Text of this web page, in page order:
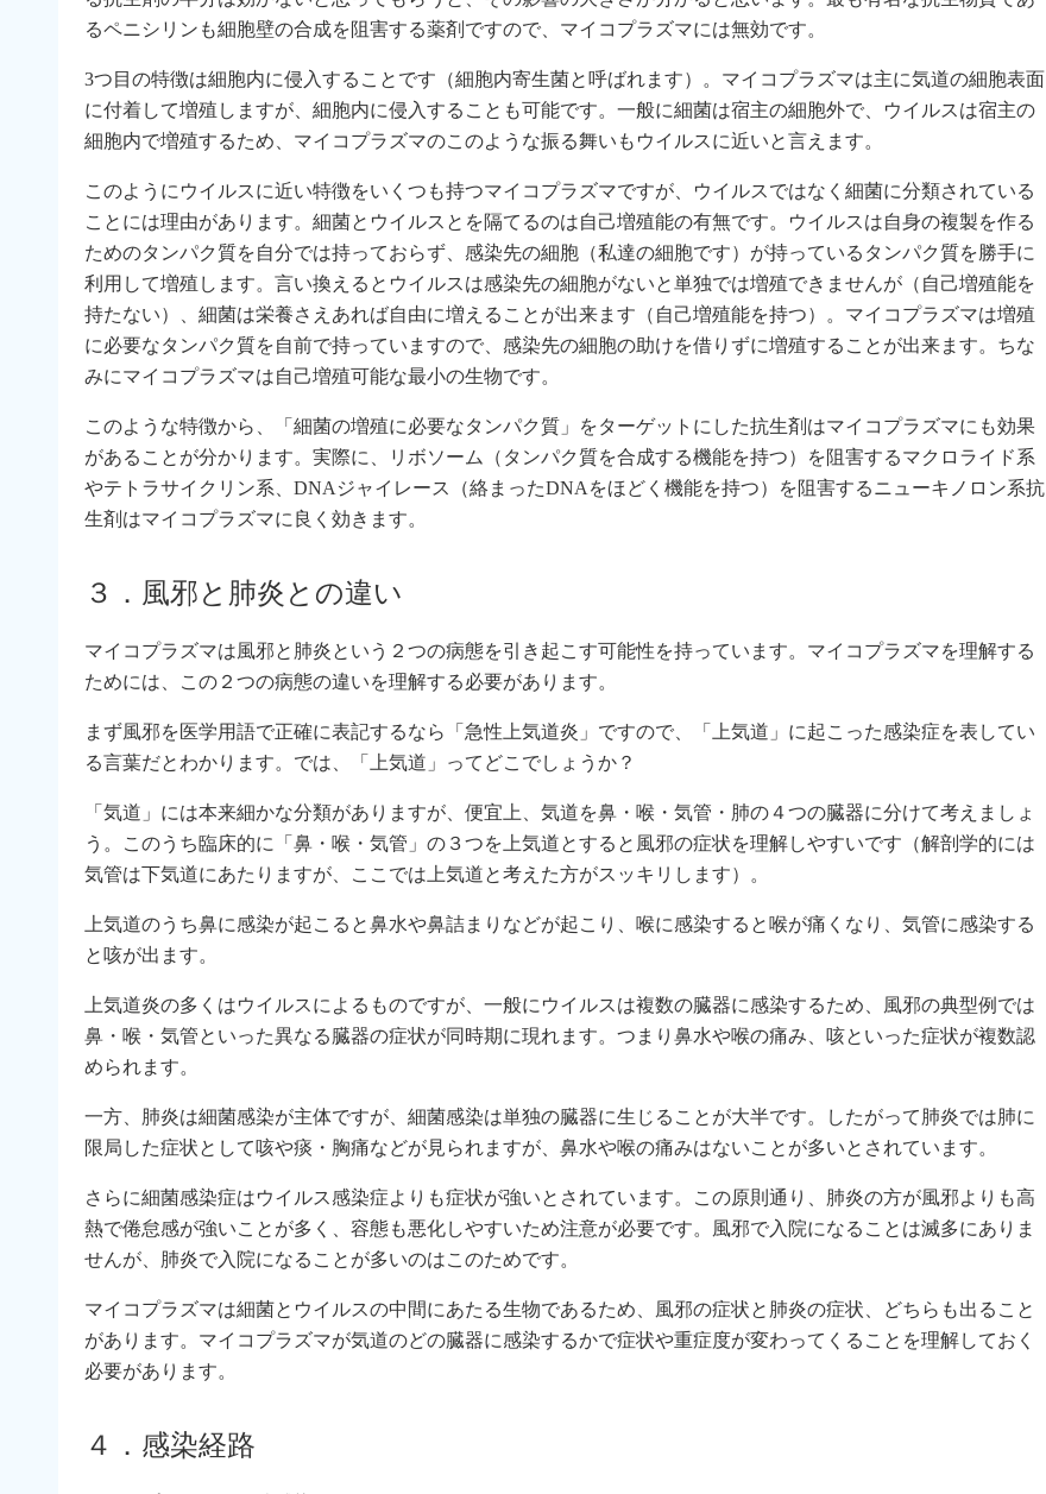
るペニシリンも細胞壁の合成を阻害する薬剤ですので、マイコプラズマには無効です。
3つ目の特徴は細胞内に侵入することです（細胞内寄生菌と呼ばれます）。マイコプラズマは主に気道の細胞表面
に付着して増殖しますが、細胞内に侵入することも可能です。一般に細菌は宿主の細胞外で、ウイルスは宿主の
細胞内で増殖するため、マイコプラズマのこのような振る舞いもウイルスに近いと言えます。
このようにウイルスに近い特徴をいくつも持つマイコプラズマですが、ウイルスではなく細菌に分類されている
ことには理由があります。細菌とウイルスとを隔てるのは自己増殖能の有無です。ウイルスは自身の複製を作る
ためのタンパク質を自分では持っておらず、感染先の細胞（私達の細胞です）が持っているタンパク質を勝手に
利用して増殖します。言い換えるとウイルスは感染先の細胞がないと単独では増殖できませんが（自己増殖能を
持たない）、細菌は栄養さえあれば自由に増えることが出来ます（自己増殖能を持つ）。マイコプラズマは増殖
に必要なタンパク質を自前で持っていますので、感染先の細胞の助けを借りずに増殖することが出来ます。ちな
みにマイコプラズマは自己増殖可能な最小の生物です。
このような特徴から、「細菌の増殖に必要なタンパク質」をターゲットにした抗生剤はマイコプラズマにも効果
があることが分かります。実際に、リボソーム（タンパク質を合成する機能を持つ）を阻害するマクロライド系
やテトラサイクリン系、DNAジャイレース（絡まったDNAをほどく機能を持つ）を阻害するニューキノロン系抗
生剤はマイコプラズマに良く効きます。
３．風邪と肺炎との違い
マイコプラズマは風邪と肺炎という２つの病態を引き起こす可能性を持っています。マイコプラズマを理解する
ためには、この２つの病態の違いを理解する必要があります。
まず風邪を医学用語で正確に表記するなら「急性上気道炎」ですので、「上気道」に起こった感染症を表してい
る言葉だとわかります。では、「上気道」ってどこでしょうか？
「気道」には本来細かな分類がありますが、便宜上、気道を鼻・喉・気管・肺の４つの臓器に分けて考えましょ
う。このうち臨床的に「鼻・喉・気管」の３つを上気道とすると風邪の症状を理解しやすいです（解剖学的には
気管は下気道にあたりますが、ここでは上気道と考えた方がスッキリします）。
上気道のうち鼻に感染が起こると鼻水や鼻詰まりなどが起こり、喉に感染すると喉が痛くなり、気管に感染する
と咳が出ます。
上気道炎の多くはウイルスによるものですが、一般にウイルスは複数の臓器に感染するため、風邪の典型例では
鼻・喉・気管といった異なる臓器の症状が同時期に現れます。つまり鼻水や喉の痛み、咳といった症状が複数認
められます。
一方、肺炎は細菌感染が主体ですが、細菌感染は単独の臓器に生じることが大半です。したがって肺炎では肺に
限局した症状として咳や痰・胸痛などが見られますが、鼻水や喉の痛みはないことが多いとされています。
さらに細菌感染症はウイルス感染症よりも症状が強いとされています。この原則通り、肺炎の方が風邪よりも高
熱で倦怠感が強いことが多く、容態も悪化しやすいため注意が必要です。風邪で入院になることは滅多にありま
せんが、肺炎で入院になることが多いのはこのためです。
マイコプラズマは細菌とウイルスの中間にあたる生物であるため、風邪の症状と肺炎の症状、どちらも出ること
があります。マイコプラズマが気道のどの臓器に感染するかで症状や重症度が変わってくることを理解しておく
必要があります。
４．感染経路